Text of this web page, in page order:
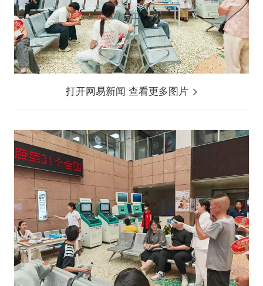
打开网易新闻 查看更多图片